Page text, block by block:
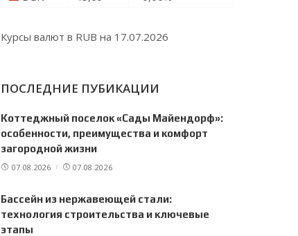
Курсы валют в RUB на 17.07.2026
ПОСЛЕДНИЕ ПУБИКАЦИИ
Коттеджный поселок «Сады Майендорф»:
особенности, преимущества и комфорт
загородной жизни
07.08.2026 07.08.2026
Бассейн из нержавеющей стали:
технология строительства и ключевые
этапы